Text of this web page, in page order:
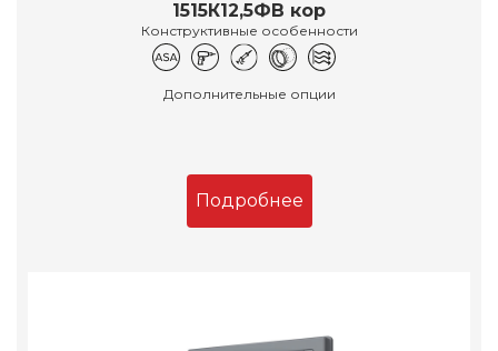
1515К12,5ФВ кор
Конструктивные особенности
Дополнительные опции
Подробнее